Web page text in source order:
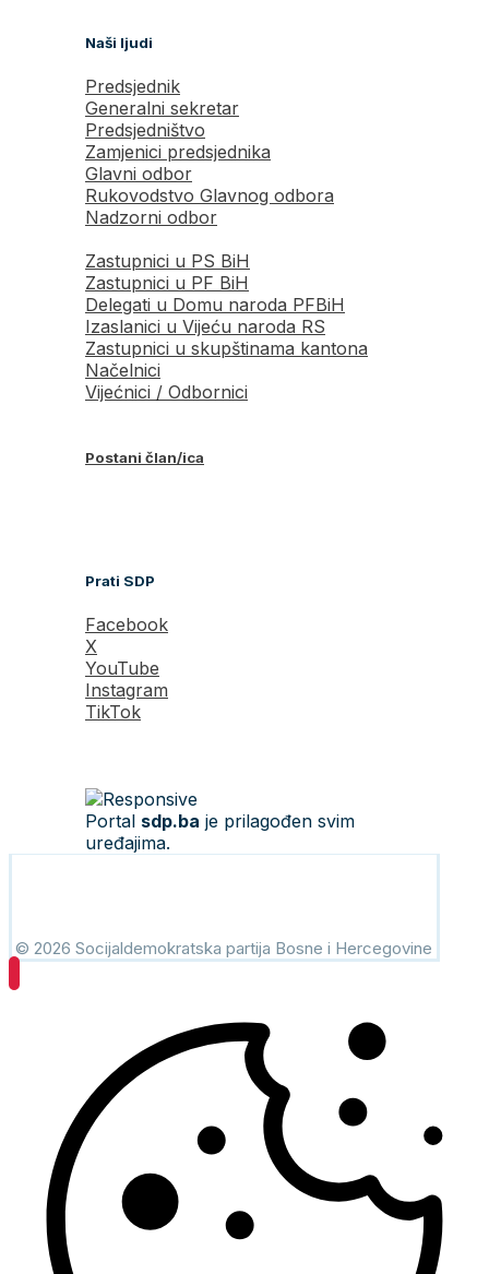
Naši ljudi
Predsjednik
Generalni sekretar
Predsjedništvo
Zamjenici predsjednika
Glavni odbor
Rukovodstvo Glavnog odbora
Nadzorni odbor
Zastupnici u PS BiH
Zastupnici u PF BiH
Delegati u Domu naroda PFBiH
Izaslanici u Vijeću naroda RS
Zastupnici u skupštinama kantona
Načelnici
Vijećnici / Odbornici
Postani član/ica
Prati SDP
Facebook
X
YouTube
Instagram
TikTok
Portal sdp.ba je prilagođen svim
uređajima.
© 2026 Socijaldemokratska partija Bosne i Hercegovine